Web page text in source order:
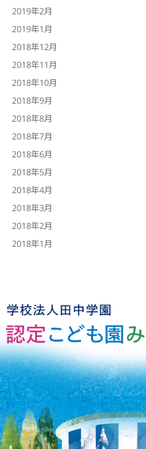
2019年2月
2019年1月
2018年12月
2018年11月
2018年10月
2018年9月
2018年8月
2018年7月
2018年6月
2018年5月
2018年4月
2018年3月
2018年2月
2018年1月